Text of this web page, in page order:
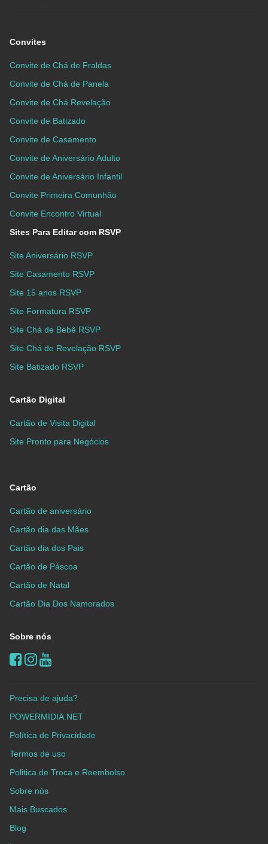
Convites
Convite de Chá de Fraldas
Convite de Chá de Panela
Convite de Chá Revelação
Convite de Batizado
Convite de Casamento
Convite de Aniversário Adulto
Convite de Aniversário Infantil
Convite Primeira Comunhão
Convite Encontro Virtual
Sites Para Editar com RSVP
Site Aniversário RSVP
Site Casamento RSVP
Site 15 anos RSVP
Site Formatura RSVP
Site Chá de Bebê RSVP
Site Chá de Revelação RSVP
Site Batizado RSVP
Cartão Digital
Cartão de Visita Digital
Site Pronto para Negócios
Cartão
Cartão de aniversário
Cartão dia das Mães
Cartão dia dos Pais
Cartão de Páscoa
Cartão de Natal
Cartão Dia Dos Namorados
Sobre nós
Precisa de ajuda?
POWERMIDIA.NET
Política de Privacidade
Termos de uso
Politica de Troca e Reembolso
Sobre nós
Mais Buscados
Blog